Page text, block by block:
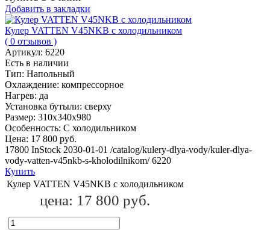
Добавить в закладки
Кулер VATTEN V45NKB с холодильником
( 0 отзывов )
Артикул: 6220
Есть в наличии
Тип: Напольный
Охлаждение: компрессорное
Нагрев: да
Установка бутыли: сверху
Размер: 310х340х980
Особенность: С холодильником
Цена: 17 800 руб.
17800 InStock 2030-01-01 /catalog/kulery-dlya-vody/kuler-dlya-
vody-vatten-v45nkb-s-kholodilnikom/ 6220
Купить
Кулер VATTEN V45NKB с холодильником
цена: 17 800 руб.